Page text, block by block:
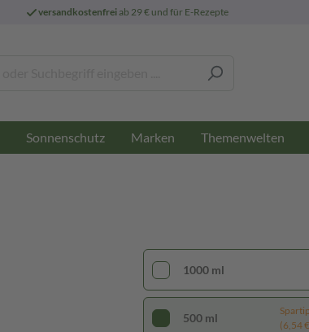
versandkostenfreiab 29 € und für E-Rezepte
Sonnenschutz Marken Themenwelten
1000 ml
500 ml
(6,54